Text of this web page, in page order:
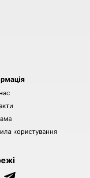
користування